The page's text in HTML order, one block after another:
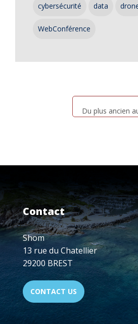
cybersécurité data
WebConférence
Du plus ancien
Contact
Shom
13 rue du Chatellier
29200 BREST
CONTACT US